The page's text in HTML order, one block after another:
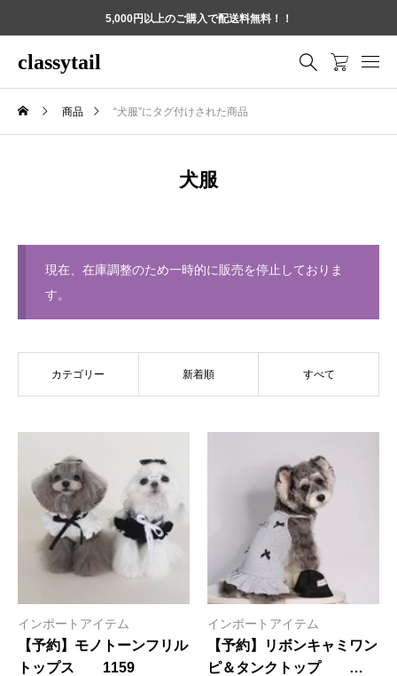
5,000円以上のご購入で配送料無料！！
classytail
商品 “犬服”にタグ付けされた商品
犬服
現在、在庫調整のため一時的に販売を停止しておりま
す。
カテゴリー 新着順 すべて
インポートアイテム
【予約】モノトーンフリル
トップス 1159
インポートアイテム
【予約】リボンキャミワン
ピ＆タンクトップ